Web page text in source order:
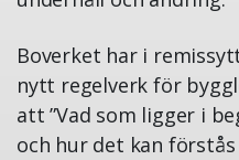
Boverket har i
nytt regelverk för
att ”Vad som ligger i
och hur det kan